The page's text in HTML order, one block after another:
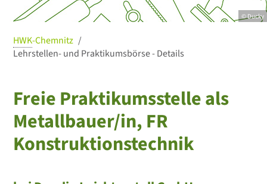
© Ducky
HWK-Chemnitz
Lehrstellen- und Praktikumsbörse - Details
Freie Praktikumsstelle als
Metallbauer/in, FR
Konstruktionstechnik